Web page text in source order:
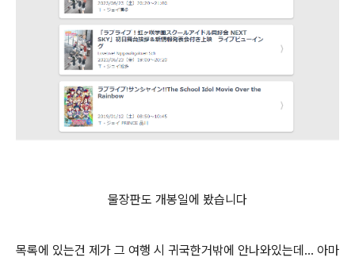
물장판도 개봉일에 봤습니다
목록에 있는건 제가 그 여행 시 귀국한거밖에 안나와있는데... 아마